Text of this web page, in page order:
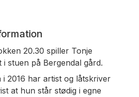
20.30 spiller Tonje
stuen på Bergendal gård.
i 2016 har artist og låtskriver
at hun står stødig i egne